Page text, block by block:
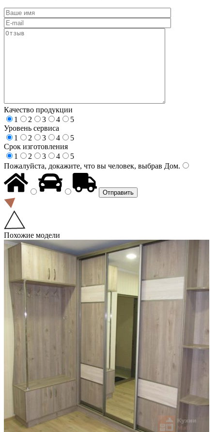
Качество продукции
1
2 3 4
5
Уровень сервиса
1
2 3 4
5
Срок изготовления
1
2 3 4
5
Пожалуйста, докажите, что вы человек, выбрав Дом.
Похожие модели